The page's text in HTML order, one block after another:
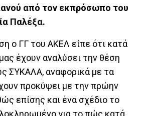
από τον εκπρόσωπο του
Παλέξα.
ο ΓΓ του ΑΚΕΛ είπε ότι κατά
έχουν αναλύσει την θέση
ΣΥΚΑΛΑ, αναφορικά με τα
προκύψει με την πρώην
επίσης και ένα σχέδιο το
για το πώς κατά